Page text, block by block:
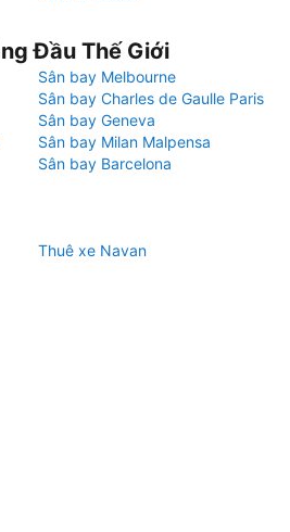
Đầu Thế Giới
Sân bay Melbourne
Sân bay Charles de Gaulle Paris
Sân bay Geneva
Sân bay Milan Malpensa
Sân bay Barcelona
Thuê xe Navan